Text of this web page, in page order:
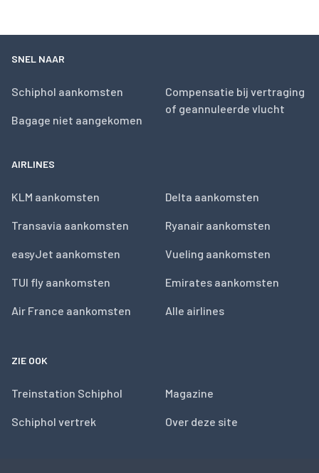
SNEL NAAR
Schiphol aankomsten
Bagage niet aangekomen
Compensatie bij vertraging
of geannuleerde vlucht
AIRLINES
KLM aankomsten
Transavia aankomsten
easyJet aankomsten
TUI fly aankomsten
Air France aankomsten
Delta aankomsten
Ryanair aankomsten
Vueling aankomsten
Emirates aankomsten
Alle airlines
ZIE OOK
Treinstation Schiphol
Schiphol vertrek
Magazine
Over deze site